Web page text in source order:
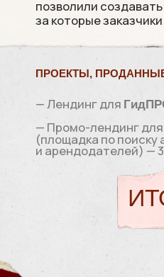
дляГидПРО— 20 000 ₽
по поиску
— 30 000 ₽
ИТОГО: